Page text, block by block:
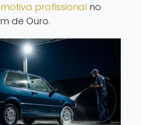
profissional no
de Ouro.